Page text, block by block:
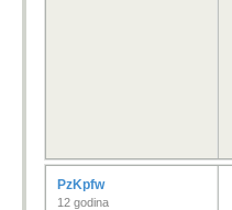
PzKpfw
12 godina